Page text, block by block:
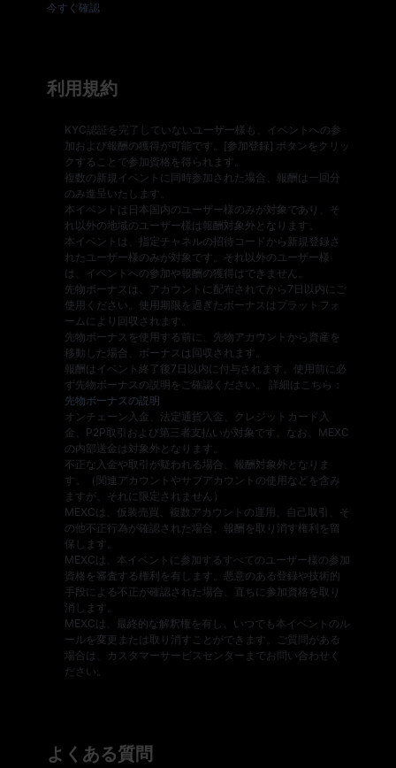
今すぐ確認
利用規約
KYC認証を完了していないユーザー様も、イベントへの参
加および報酬の獲得が可能です。[参加登録] ボタンをクリッ
クすることで参加資格を得られます。
複数の新規イベントに同時参加された場合、報酬は一回分
のみ進呈いたします。
本イベントは日本国内のユーザー様のみが対象であり、そ
れ以外の地域のユーザー様は報酬対象外となります。
本イベントは、指定チャネルの招待コードから新規登録さ
れたユーザー様のみが対象です。それ以外のユーザー様
は、イベントへの参加や報酬の獲得はできません。
先物ボーナスは、アカウントに配布されてから7日以内にご
使用ください。使用期限を過ぎたボーナスはプラットフォ
ームにより回収されます。
先物ボーナスを使用する前に、先物アカウントから資産を
移動した場合、ボーナスは回収されます。
報酬はイベント終了後7日以内に付与されます。使用前に必
ず先物ボーナスの説明をご確認ください。 詳細はこちら：
先物ボーナスの説明
オンチェーン入金、法定通貨入金、クレジットカード入
金、P2P取引および第三者支払いが対象です。なお、MEXC
の内部送金は対象外となります。
不正な入金や取引が疑われる場合、報酬対象外となりま
す。（関連アカウントやサブアカウントの使用などを含み
ますが、それに限定されません）
MEXCは、仮装売買、複数アカウントの運用、自己取引、そ
の他不正行為が確認された場合、報酬を取り消す権利を留
保します。
MEXCは、本イベントに参加するすべてのユーザー様の参加
資格を審査する権利を有します。悪意のある登録や技術的
手段による不正が確認された場合、直ちに参加資格を取り
消します。
MEXCは、最終的な解釈権を有し、いつでも本イベントのル
ールを変更または取り消すことができます。ご質問がある
場合は、カスタマーサービスセンターまでお問い合わせく
ださい。
よくある質問